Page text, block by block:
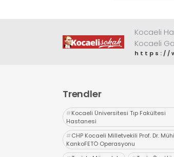
Kocaeli
Kocaeli
https://
Trendler
#Kocaeli Üniversitesi Tıp Fakültesi
Hastanesi
#CHP Kocaeli Milletvekili Prof. Dr.
KankoFETÖ Operasyonu